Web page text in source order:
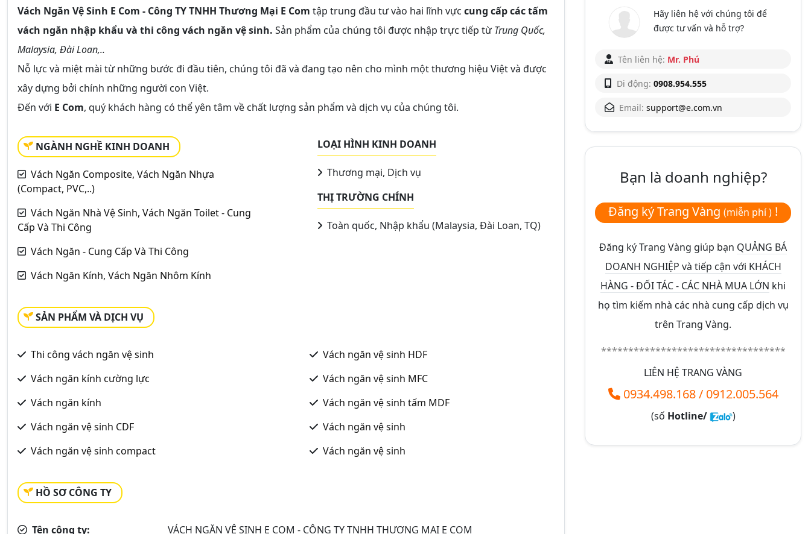
Vách Ngăn Vệ Sinh E Com - Công TY TNHH Thương Mại E Com tập trung đầu tư vào hai lĩnh vực cung cấp các tấm
vách ngăn nhập khẩu và thi công vách ngăn vệ sinh. Sản phẩm của chúng tôi được nhập trực tiếp từTrung Quốc,
Malaysia, Đài Loan,..
Nỗ lực và miệt mài từ những bước đi đầu tiên, chúng tôi đã và đang tạo nên cho mình một thương hiệu Việt và được
xây dựng bởi chính những người con Việt.
Đến với E Com, quý khách hàng có thể yên tâm về chất lượng sản phẩm và dịch vụ của chúng tôi.
NGÀNH NGHỀ KINH DOANH
Vách Ngăn Composite, Vách Ngăn Nhựa
(Compact, PVC,..)
Vách Ngăn Nhà Vệ Sinh, Vách Ngăn Toilet - Cung
Cấp Và Thi Công
Vách Ngăn - Cung Cấp Và Thi Công
Vách Ngăn Kính, Vách Ngăn Nhôm Kính
LOẠI HÌNH KINH DOANH
Thương mại, Dịch vụ
THỊ TRƯỜNG CHÍNH
Toàn quốc, Nhập khẩu (Malaysia, Đài Loan, TQ)
SẢN PHẨM VÀ DỊCH VỤ
Thi công vách ngăn vệ sinh
Vách ngăn kính cường lực
Vách ngăn kính
Vách ngăn vệ sinh CDF
Vách ngăn vệ sinh compact
Vách ngăn vệ sinh HDF
Vách ngăn vệ sinh MFC
Vách ngăn vệ sinh tấm MDF
Vách ngăn vệ sinh
Vách ngăn vệ sinh
HỒ SƠ CÔNG TY
Tên công ty:
VÁCH NGĂN VỆ SINH E COM - CÔNG TY TNHH THƯƠNG MẠI E COM
Hãy liên hệ với chúng tôi để
được tư vấn và hỗ trợ?
Tên liên hệ: Mr. Phú
Di động: 0908.954.555
Email: support@e.com.vn
Bạn là doanh nghiệp?
Đăng ký Trang Vàng (miễn phí ) !
Đăng ký Trang Vàng giúp bạn QUẢNG BÁ
DOANH NGHIỆP và tiếp cận với KHÁCH
HÀNG - ĐỐI TÁC - CÁC NHÀ MUA LỚN khi
họ tìm kiếm nhà các nhà cung cấp dịch vụ
trên Trang Vàng.
**********************************
LIÊN HỆ TRANG VÀNG
0934.498.168/ 0912.005.564
(số Hotline/ )